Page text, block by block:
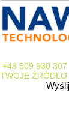
+48 509 930 307
TWOJE